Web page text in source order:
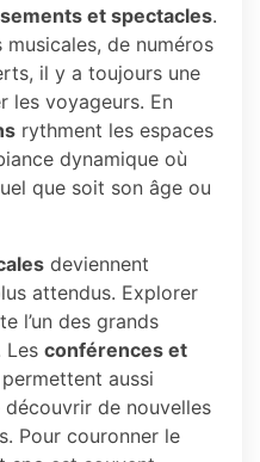
et spectacles.
musicales, de numéros
il y a toujours une
les voyageurs. En
rythment les espaces
dynamique où
que soit son âge ou
deviennent
attendus. Explorer
l’un des grands
Les conférences et
aussi
découvrir de nouvelles
Pour couronner le